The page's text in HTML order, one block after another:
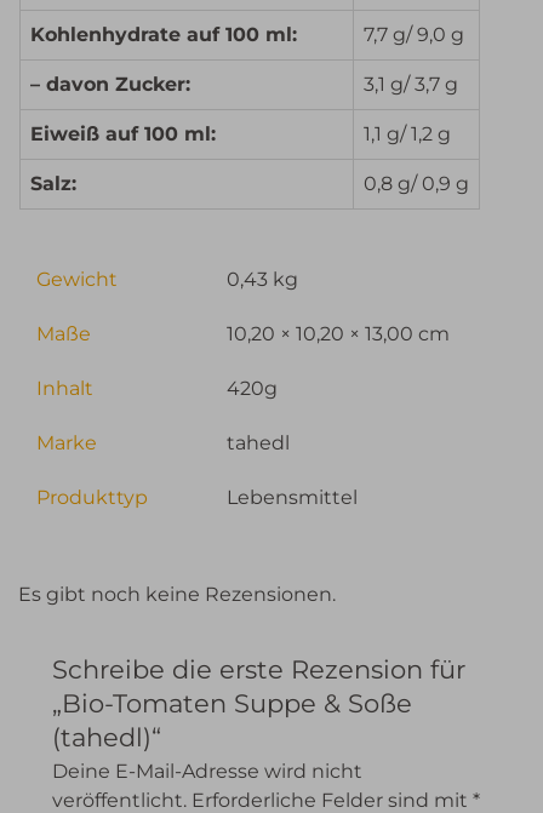
Kohlenhydrate auf 100 ml: 7,7 g/ 9,0 g
– davon Zucker: 3,1 g/ 3,7 g
Eiweiß auf 100 ml: 1,1 g/ 1,2 g
Salz: 0,8 g/ 0,9 g
Gewicht 0,43 kg
Maße 10,20 × 10,20 × 13,00 cm
Inhalt 420g
Marke tahedl
Produkttyp Lebensmittel
Es gibt noch keine Rezensionen.
Schreibe die erste Rezension für
„Bio-Tomaten Suppe & Soße
(tahedl)“
Deine E-Mail-Adresse wird nicht
veröffentlicht. Erforderliche Felder sind mit *